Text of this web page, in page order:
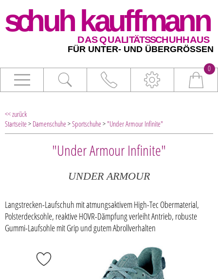
0
<< zurück
Startseite> Damenschuhe>Sportschuhe> "Under Armour Infinite"
"Under Armour Infinite"
UNDER ARMOUR
Langstrecken-Laufschuh mit atmungsaktivem High-Tec Obermaterial,
Polsterdecksohle, reaktive HOVR-Dämpfung verleiht Antrieb, robuste
Gummi-Laufsohle mit Grip und gutem Abrollverhalten